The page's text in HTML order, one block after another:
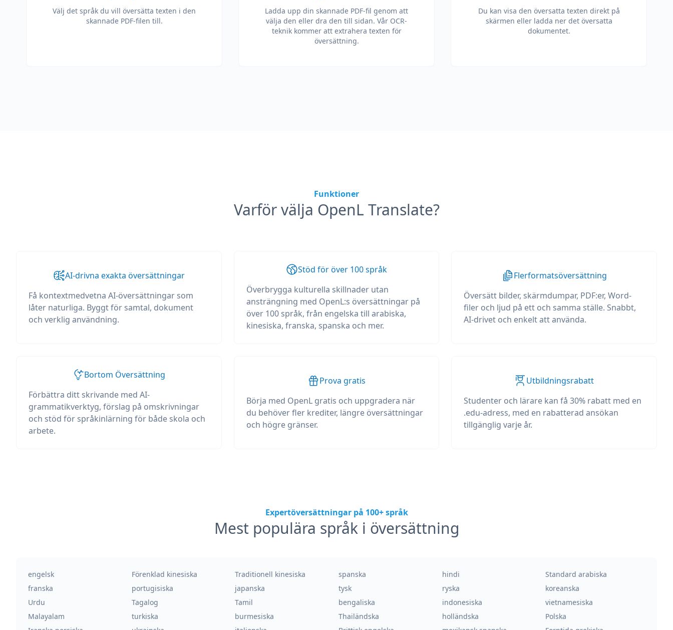
Välj det språk du vill översätta texten i den
skannade PDF-filen till.
Ladda upp din skannade PDF-fil genom att
välja den eller dra den till sidan. Vår OCR-
teknik kommer att extrahera texten för
översättning.
Du kan visa den översatta texten direkt på
skärmen eller ladda ner det översatta
dokumentet.
Funktioner
Varför välja OpenL Translate?
AI-drivna exakta översättningar
Få kontextmedvetna AI-översättningar som
låter naturliga. Byggt för samtal, dokument
och verklig användning.
Stöd för över 100 språk
Överbrygga kulturella skillnader utan
ansträngning med OpenL:s översättningar på
över 100 språk, från engelska till arabiska,
kinesiska, franska, spanska och mer.
Flerformatsöversättning
Översätt bilder, skärmdumpar, PDF:er, Word-
filer och ljud på ett och samma ställe. Snabbt,
AI-drivet och enkelt att använda.
Bortom Översättning
Förbättra ditt skrivande med AI-
grammatikverktyg, förslag på omskrivningar
och stöd för språkinlärning för både skola och
arbete.
Prova gratis
Börja med OpenL gratis och uppgradera när
du behöver fler krediter, längre översättningar
och högre gränser.
Utbildningsrabatt
Studenter och lärare kan få 30% rabatt med en
.edu-adress, med en rabatterad ansökan
tillgänglig varje år.
Expertöversättningar på 100+ språk
Mest populära språk i översättning
engelsk Förenklad kinesiska Traditionell kinesiska spanska hindi
Standard arabiska
franska
portugisiska japanska tysk ryska
koreanska
Urdu
Tagalog Tamil bengaliska indonesiska
vietnamesiska
Malayalam
turkiska burmesiska Thailändska holländska
Polska